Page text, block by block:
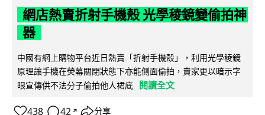
網店熱賣折射手機殼 光學稜鏡變偷拍神
器
中國有網上購物平台近日熱賣「折射手機殼」，利用光學稜鏡
原理讓手機在熒幕關閉狀態下亦能側面偷拍，賣家更以暗示字
眼宣傳供不法分子偷拍他人裙底 閱讀全文
438 42 ↗ 分享